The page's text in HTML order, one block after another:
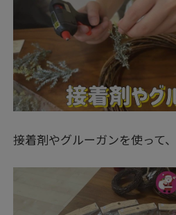
接着剤やグルーガンを使って、